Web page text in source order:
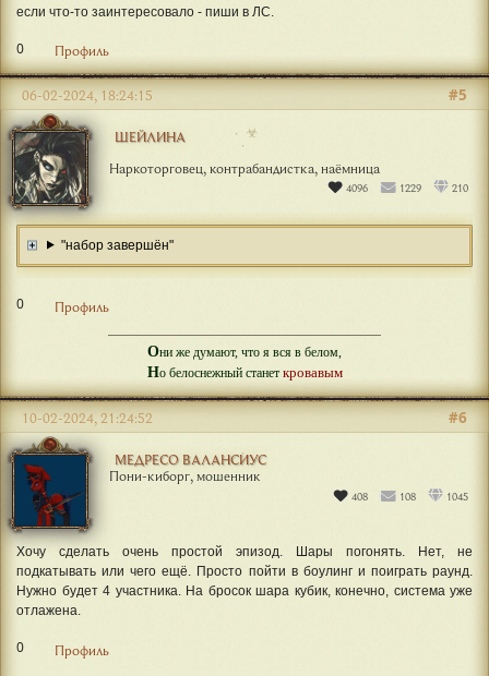
если что-то заинтересовало - пиши в ЛС.
0 Профиль
ШЕЙЛИНА ☣
Наркоторговец, контрабандистка, наёмница
4096 1229 210
#5
06-02-2024, 18:24:15
"набор завершён"
0 Профиль
Они же думают, что я вся в белом,
Но белоснежный станет кровавым
МЕДРЕСО ВАЛАНСИУС
Пони-киборг, мошенник
408 108 1045
#6
10-02-2024, 21:24:52
Хочу сделать очень простой эпизод. Шары погонять. Нет, не
подкатывать или чего ещё. Просто пойти в боулинг и поиграть раунд.
Нужно будет 4 участника. На бросок шара кубик, конечно, система уже
отлажена.
0 Профиль